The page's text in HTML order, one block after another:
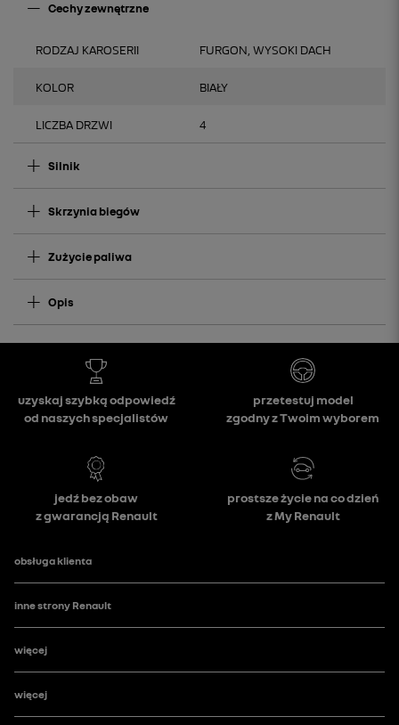
Cechy zewnętrzne
RODZAJ KAROSERII FURGON, WYSOKI DACH
KOLOR BIAŁY
LICZBA DRZWI 4
Silnik
Skrzynia biegów
Zużycie paliwa
Opis